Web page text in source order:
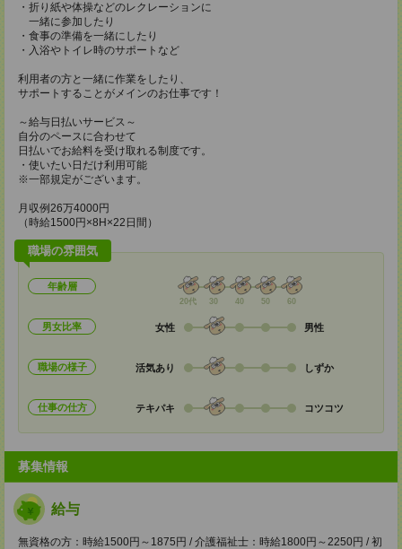
・折り紙や体操などのレクレーションに
一緒に参加したり
・食事の準備を一緒にしたり
・入浴やトイレ時のサポートなど
利用者の方と一緒に作業をしたり、
サポートすることがメインのお仕事です！
～給与日払いサービス～
自分のペースに合わせて
日払いでお給料を受け取れる制度です。
・使いたい日だけ利用可能
※一部規定がございます。
月収例26万4000円
（時給1500円×8H×22日間）
職場の雰囲気
年齢層
20代 30 40 50 60
男女比率 女性 男性
職場の様子 活気あり しずか
仕事の仕方 テキパキ コツコツ
募集情報
給与
無資格の方：時給1500円～1875円 / 介護福祉士：時給1800円～2250円 / 初